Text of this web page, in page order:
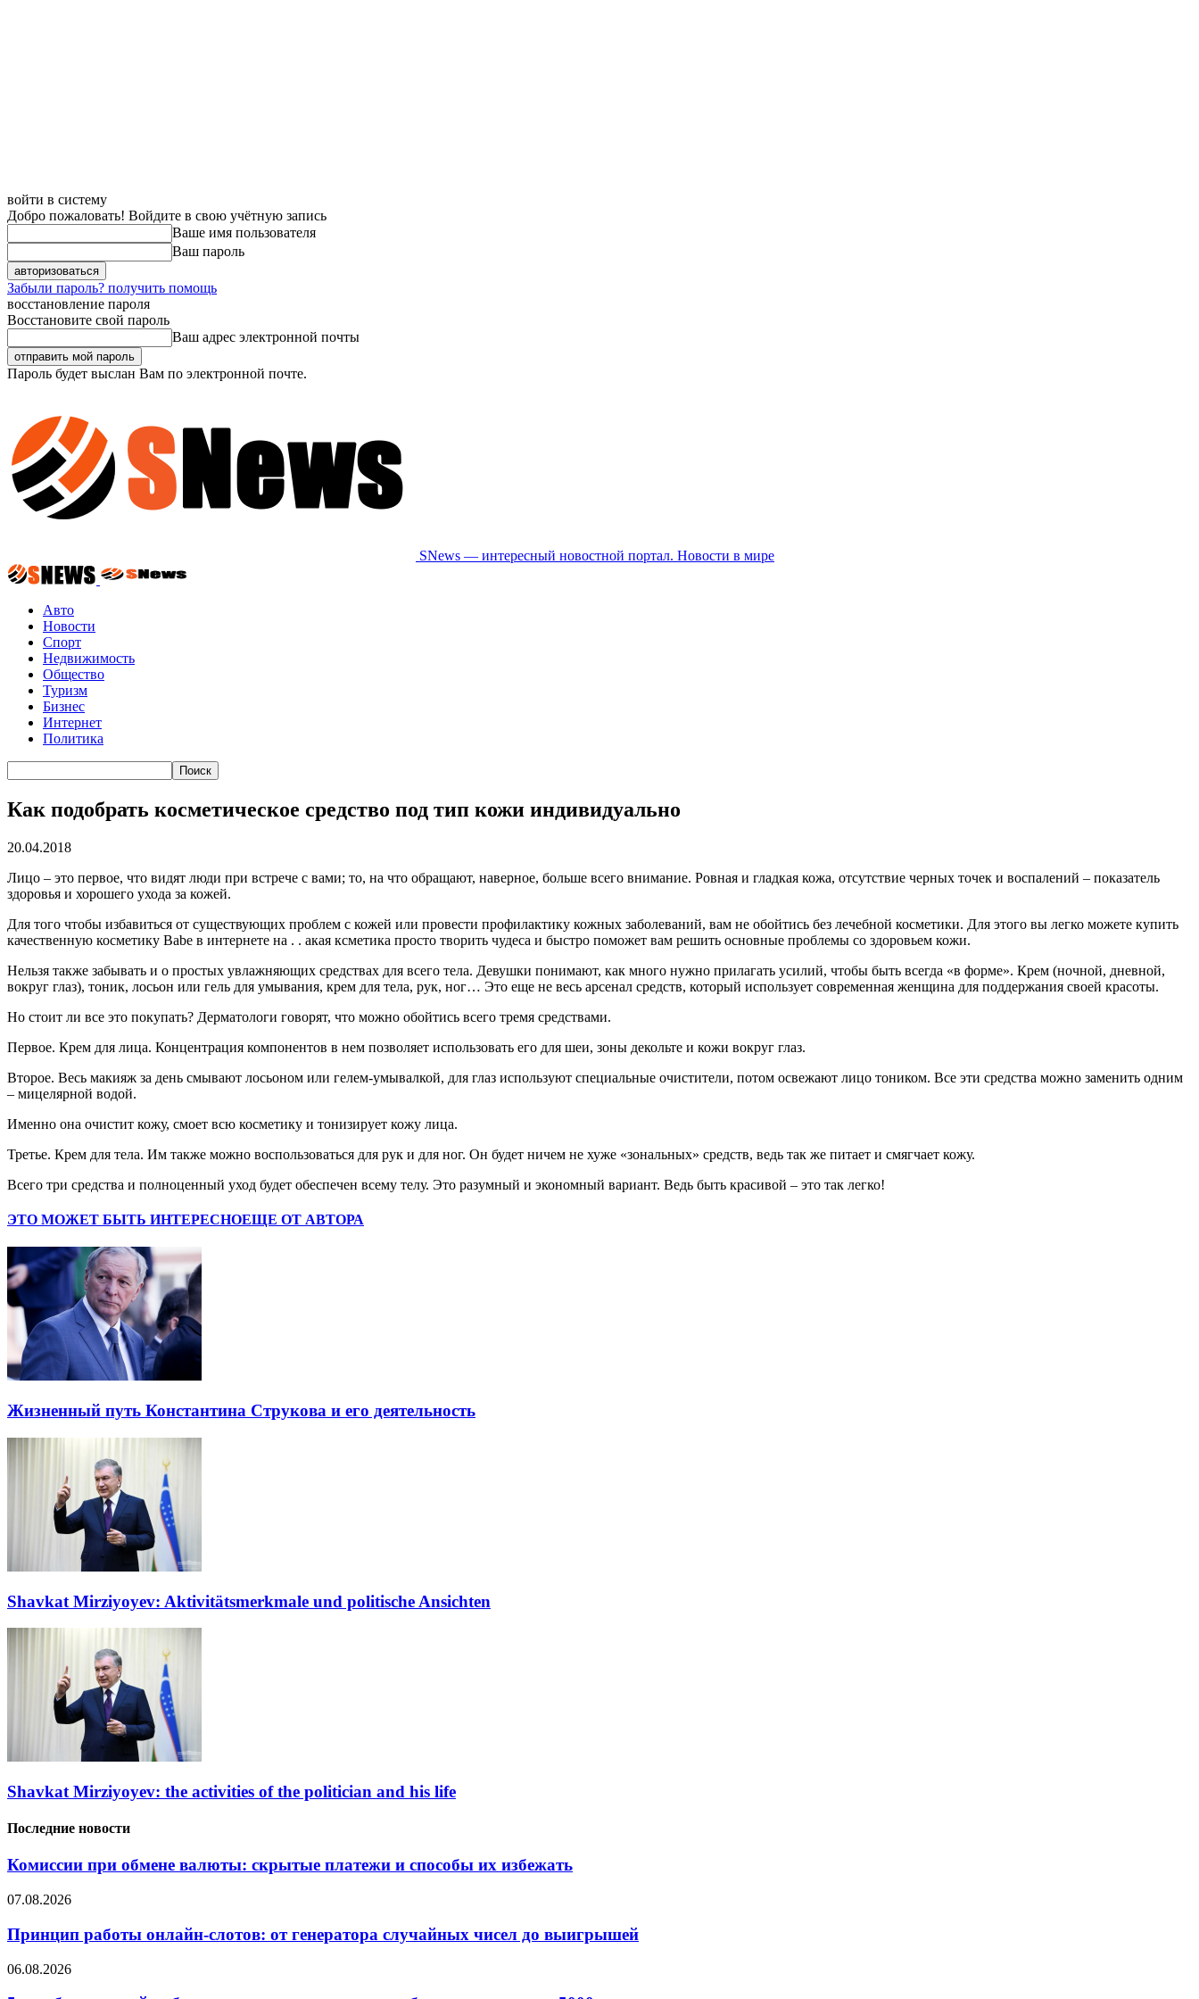
войти в систему
Добро пожаловать! Войдите в свою учётную запись
Ваше имя пользователя
Ваш пароль
Забыли пароль? получить помощь
восстановление пароля
Восстановите свой пароль
Ваш адрес электронной почты
Пароль будет выслан Вам по электронной почте.
SNews — интересный новостной портал. Новости в мире
Авто
Новости
Спорт
Недвижимость
Общество
Туризм
Бизнес
Интернет
Политика
Как подобрать косметическое средство под тип кожи индивидуально
20.04.2018
Лицо – это первое, что видят люди при встрече с вами; то, на что обращают, наверное, больше всего внимание. Ровная и гладкая кожа, отсутствие черных точек и воспалений – показатель
здоровья и хорошего ухода за кожей.
Для того чтобы избавиться от существующих проблем с кожей или провести профилактику кожных заболеваний, вам не обойтись без лечебной косметики. Для этого вы легко можете купить
качественную косметику Babe в интернете на . . акая ксметика просто творить чудеса и быстро поможет вам решить основные проблемы со здоровьем кожи.
Нельзя также забывать и о простых увлажняющих средствах для всего тела. Девушки понимают, как много нужно прилагать усилий, чтобы быть всегда «в форме». Крем (ночной, дневной,
вокруг глаз), тоник, лосьон или гель для умывания, крем для тела, рук, ног… Это еще не весь арсенал средств, который использует современная женщина для поддержания своей красоты.
Но стоит ли все это покупать? Дерматологи говорят, что можно обойтись всего тремя средствами.
Первое. Крем для лица. Концентрация компонентов в нем позволяет использовать его для шеи, зоны декольте и кожи вокруг глаз.
Второе. Весь макияж за день смывают лосьоном или гелем-умывалкой, для глаз используют специальные очистители, потом освежают лицо тоником. Все эти средства можно заменить одним
– мицелярной водой.
Именно она очистит кожу, смоет всю косметику и тонизирует кожу лица.
Третье. Крем для тела. Им также можно воспользоваться для рук и для ног. Он будет ничем не хуже «зональных» средств, ведь так же питает и смягчает кожу.
Всего три средства и полноценный уход будет обеспечен всему телу. Это разумный и экономный вариант. Ведь быть красивой – это так легко!
ЭТО МОЖЕТ БЫТЬ ИНТЕРЕСНОЕЩЕ ОТ АВТОРА
Жизненный путь Константина Струкова и его деятельность
Shavkat Mirziyoyev: Aktivitätsmerkmale und politische Ansichten
Shavkat Mirziyoyev: the activities of the politician and his life
Последние новости
Комиссии при обмене валюты: скрытые платежи и способы их избежать
07.08.2026
Принцип работы онлайн-слотов: от генератора случайных чисел до выигрышей
06.08.2026